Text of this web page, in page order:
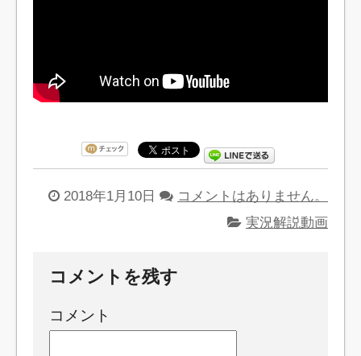
2018年1月10日
コメントはありません。
実況解説動画
コメントを残す
コメント